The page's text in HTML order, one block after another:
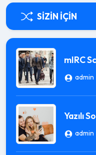
SIZIN İÇIN
mIRC
admin
Yazılı
admin